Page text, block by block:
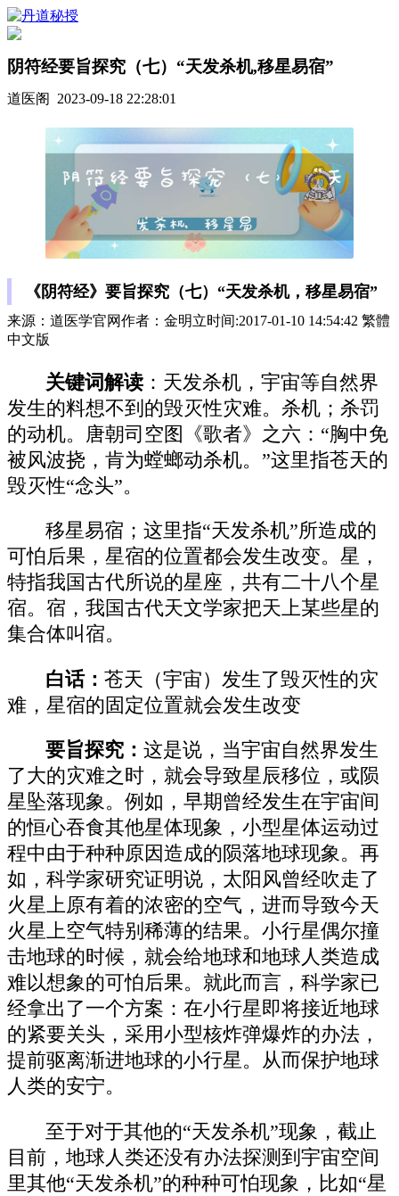
阴符经要旨探究（七）“天发杀机,移星易宿”
道医阁 2023-09-18 22:28:01
《阴符经》要旨探究（七）“天发杀机，移星易宿”
来源：道医学官网作者：金明立时间:2017-01-10 14:54:42 繁體
中文版
关键词解读 ：天发杀机，宇宙等自然界
发生的料想不到的毁灭性灾难。杀机；杀罚
的动机。唐朝司空图《歌者》之六：“胸中免
被风波挠，肯为螳螂动杀机。”这里指苍天的
毁灭性“念头”。
移星易宿；这里指“天发杀机”所造成的
可怕后果，星宿的位置都会发生改变。星，
特指我国古代所说的星座，共有二十八个星
宿。宿，我国古代天文学家把天上某些星的
集合体叫宿。
白话：苍天（宇宙）发生了毁灭性的灾
难，星宿的固定位置就会发生改变
要旨探究：这是说，当宇宙自然界发生
了大的灾难之时，就会导致星辰移位，或陨
星坠落现象。例如，早期曾经发生在宇宙间
的恒心吞食其他星体现象，小型星体运动过
程中由于种种原因造成的陨落地球现象。再
如，科学家研究证明说，太阳风曾经吹走了
火星上原有着的浓密的空气，进而导致今天
火星上空气特别稀薄的结果。小行星偶尔撞
击地球的时候，就会给地球和地球人类造成
难以想象的可怕后果。就此而言，科学家已
经拿出了一个方案：在小行星即将接近地球
的紧要关头，采用小型核炸弹爆炸的办法，
提前驱离渐进地球的小行星。从而保护地球
人类的安宁。
至于对于其他的“天发杀机”现象，截止
目前，地球人类还没有办法探测到宇宙空间
里其他“天发杀机”的种种可怕现象，比如“星